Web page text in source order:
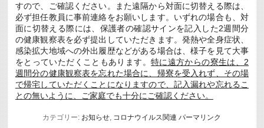
すので、ご確認ください。また遠隔から対面に切替える際は、
必ず担任教員に事前連絡をお願いします。いずれの場合も、対
面に切替える際には、保護者の確認サインを記入した2週間分
の健康観察表を必ず提出していただきます。発熱や全身症状、
感染拡大地域への外出履歴などがある場合は、様子を見て大事
をとっていただくこともあります。 特に遠方からの寮生は、2
週間分の健康観察表を忘れた場合に、帰寮を受入れず、その場
で帰宅していただくことになりますので、記入漏れや忘れるこ
との無いように、ご家庭でも十分にご確認ください。
カテゴリー: お知らせ コロナウイルス関連 パーマリンク